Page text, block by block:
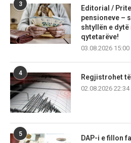
3
Editorial /
pensioneve –
shtyllën e
qytetarëve!
03.08.2026 15:00
4
Regjistrohet
02.08.2026 22:34
5
DAP-i e fillon